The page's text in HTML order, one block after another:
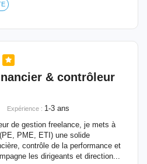
& contrôleur
Expérience : 1-3 ans
de gestion freelance, je mets à
PME, ETI) une solide
contrôle de la performance et
les dirigeants et direction...